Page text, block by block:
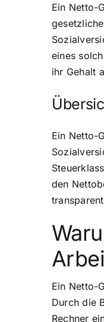
Ein Netto-
eines
ihr Gehalt
Ein Netto-
den
Ein Netto-
Durch die
Rechner